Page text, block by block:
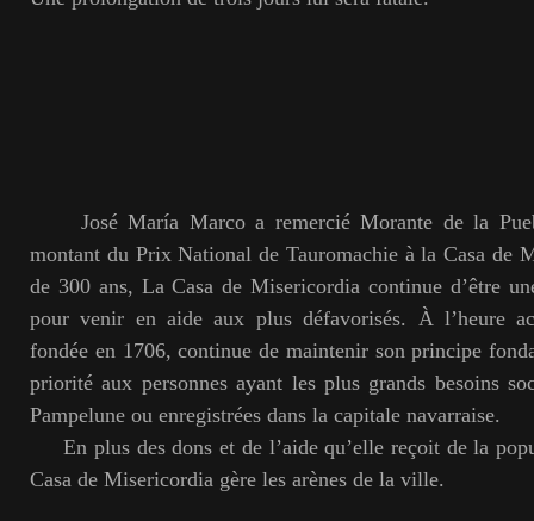
José María Marco a remercié Morante de la
montant du Prix National de Tauromachie à la Casa de
de 300 ans, La Casa de Misericordia continue d’être
pour venir en aide aux plus défavorisés. À l’heure
fondée en 1706, continue de maintenir son principe
priorité aux personnes ayant les plus grands besoins
Pampelune ou enregistrées dans la capitale navarraise.
En plus des dons et de l’aide qu’elle reçoit de la
Casa de Misericordia gère les arènes de la ville.